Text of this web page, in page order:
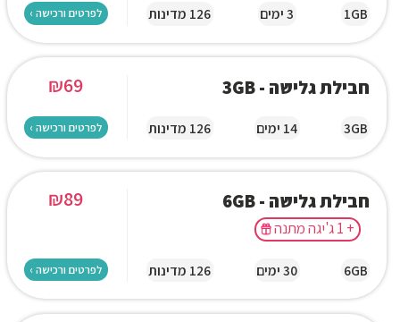
1GB 3 ימים 126 מדינות לפרטים ורכישה ›
חבילת גלישה - 3GB
3GB 14 ימים 126 מדינות
₪69
לפרטים ורכישה ›
חבילת גלישה - 6GB
+ 1 ג'יגה מתנה
6GB 30 ימים 126 מדינות
₪89
לפרטים ורכישה ›